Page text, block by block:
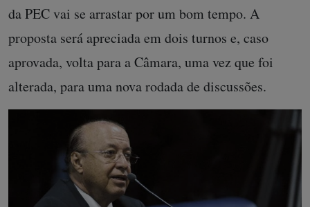
da PEC vai se arrastar por um bom tempo. A
proposta será apreciada em dois turnos e, caso
aprovada, volta para a Câmara, uma vez que foi
alterada, para uma nova rodada de discussões.